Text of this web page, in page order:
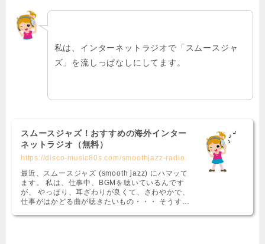
私は、インターネットラジオで「スムースジャ
ズ」を流しっぱなしにしてます。
スムースジャズ！おすすめの海外インター
ネットラジオ（無料）
https://disco-music80s.com/smoothjazz-radio
最近、スムースジャズ (smooth jazz) にハマッて
ます。 私は、仕事中、BGMを聴いているんです
が、 やっぱり、耳ざわりが良くて、さわやかで、
仕事がはかどる曲が聴きたいもの・・・ そうする